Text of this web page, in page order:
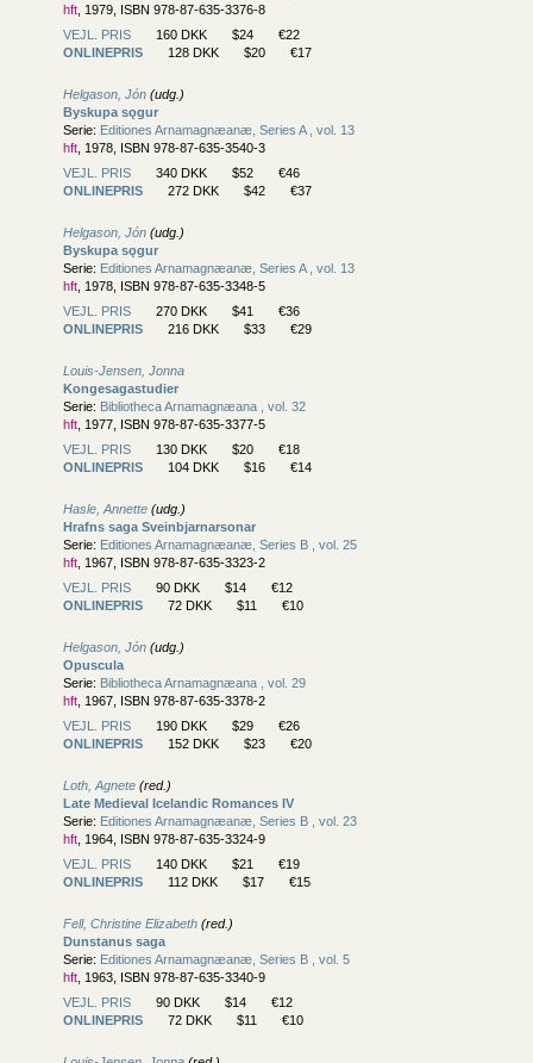
hft , 1979, ISBN 978-87-635-3376-8
VEJL. PRIS
160 DKK $24
€22
ONLINEPRIS
128 DKK $20 €17
Helgason, Jón (udg.)
Byskupa sǫgur
Serie: Editiones Arnamagnæanæ, Series A , vol. 13
hft , 1978, ISBN 978-87-635-3540-3
VEJL. PRIS
340 DKK $52
€46
ONLINEPRIS
272 DKK $42 €37
Helgason, Jón (udg.)
Byskupa sǫgur
Serie: Editiones Arnamagnæanæ, Series A , vol. 13
hft , 1978, ISBN 978-87-635-3348-5
VEJL. PRIS
270 DKK $41
€36
ONLINEPRIS
216 DKK $33 €29
Louis-Jensen, Jonna
Kongesagastudier
Serie: Bibliotheca Arnamagnæana , vol. 32
hft , 1977, ISBN 978-87-635-3377-5
VEJL. PRIS
130 DKK $20
€18
ONLINEPRIS
104 DKK $16 €14
Hasle, Annette (udg.)
Hrafns saga Sveinbjarnarsonar
Serie: Editiones Arnamagnæanæ, Series B , vol. 25
hft , 1967, ISBN 978-87-635-3323-2
VEJL. PRIS
90 DKK $14
€12
ONLINEPRIS
72 DKK $11 €10
Helgason, Jón (udg.)
Opuscula
Serie: Bibliotheca Arnamagnæana , vol. 29
hft , 1967, ISBN 978-87-635-3378-2
VEJL. PRIS
190 DKK $29
€26
ONLINEPRIS
152 DKK $23 €20
Loth, Agnete (red.)
Late Medieval Icelandic Romances IV
Serie: Editiones Arnamagnæanæ, Series B , vol. 23
hft , 1964, ISBN 978-87-635-3324-9
VEJL. PRIS
140 DKK $21
€19
ONLINEPRIS
112 DKK $17 €15
Fell, Christine Elizabeth (red.)
Dunstanus saga
Serie: Editiones Arnamagnæanæ, Series B , vol. 5
hft , 1963, ISBN 978-87-635-3340-9
VEJL. PRIS
90 DKK $14
€12
ONLINEPRIS
72 DKK $11 €10